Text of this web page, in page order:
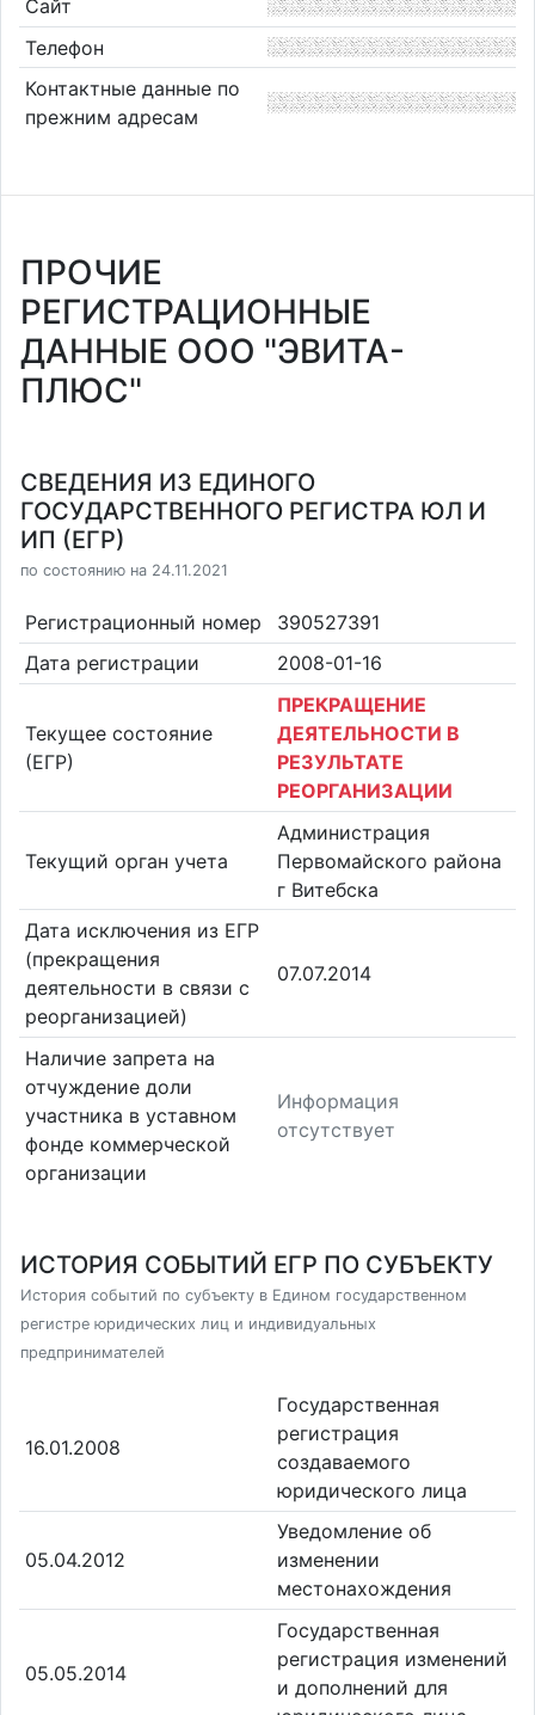
Сайт
Телефон
Контактные данные по
прежним адресам
ПРОЧИЕ
РЕГИСТРАЦИОННЫЕ
ДАННЫЕ ООО "ЭВИТА-
ПЛЮС"
СВЕДЕНИЯ ИЗ ЕДИНОГО
ГОСУДАРСТВЕННОГО РЕГИСТРА ЮЛ И
ИП (ЕГР)
по состоянию на 24.11.2021
Регистрационный номер
390527391
Дата регистрации
2008-01-16
Текущее состояние
(ЕГР)
ПРЕКРАЩЕНИЕ
ДЕЯТЕЛЬНОСТИ В
РЕЗУЛЬТАТЕ
РЕОРГАНИЗАЦИИ
Текущий орган учета
Администрация
Первомайского района
г Витебска
Дата исключения из ЕГР
(прекращения
деятельности в связи с
реорганизацией)
07.07.2014
Наличие запрета на
отчуждение доли
участника в уставном
фонде коммерческой
организации
Информация
отсутствует
ИСТОРИЯ СОБЫТИЙ ЕГР ПО СУБЪЕКТУ
История событий по субъекту в Едином государственном
регистре юридических лиц и индивидуальных
предпринимателей
16.01.2008
Государственная
регистрация
создаваемого
юридического лица
05.04.2012
Уведомление об
изменении
местонахождения
05.05.2014
Государственная
регистрация изменений
и дополнений для